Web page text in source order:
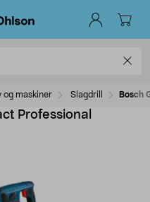
og maskiner Slagdrill Bosch
Professional